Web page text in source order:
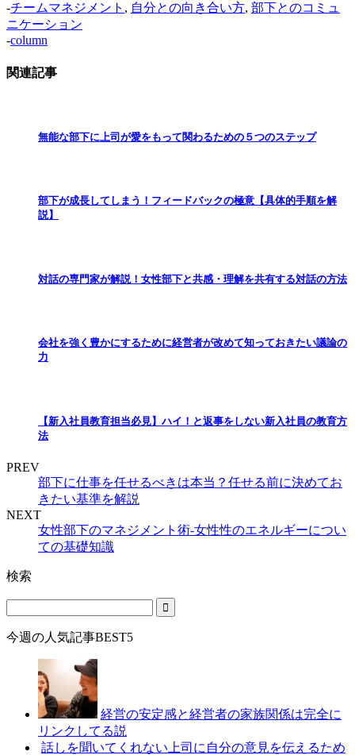
-チームマネジメント , 自分との向き合い方, 部下とのコミュ
ニケーション
-column
関連記事
無能な部下に上司が愛をもって関わるための５つのステップ
部下が成長してしまう！フィードバックの極意【具体的手順を解
説】
対話の専門家が解説！女性部下と共感・理解を共有する対話の方法
会社を強く豊かにするために経営者が改めて知っておきたい議論の
力
【新入社員教育担当必見】ハイ！と返事をしない新入社員の教育方
法
PREV
部下に仕事を任せるべきは本当？任せる前に決めてお
きたい基準を解説
NEXT
女性部下のマネジメント術-女性性のエネルギーについ
ての基礎知識
検索
今週の人気記事BEST5
経営の安定感と経営者の家族関係は完全に
リンクしてる説
話しを聞いてくれない上司に自分の意見を伝えるため